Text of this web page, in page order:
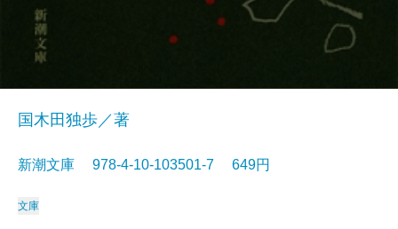
国木田独歩／著
新潮文庫 978-4-10-103501-7 649円
文庫